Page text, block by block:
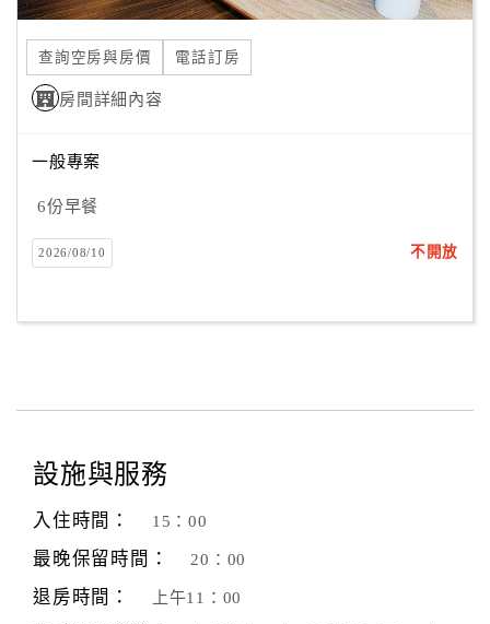
合
作
提
案
店
作
作
旅
伴
劃
查詢空房與房價 電話訂房
房間詳細內容
一般專案
6份早餐
2026/08/10 不開放
設施與服務
入住時間： 15：00
最晚保留時間： 20：00
退房時間： 上午11：00